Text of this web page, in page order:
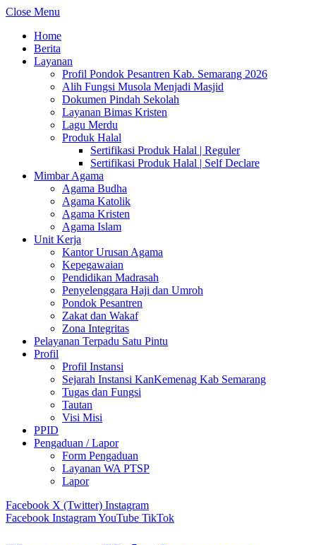
Close Menu
Home
Berita
Layanan
Profil Pondok Pesantren Kab. Semarang 2026
Alih Fungsi Musola Menjadi Masjid
Dokumen Pindah Sekolah
Layanan Bimas Kristen
Lagu Merdu
Produk Halal
Sertifikasi Produk Halal | Reguler
Sertifikasi Produk Halal | Self Declare
Mimbar Agama
Agama Budha
Agama Katolik
Agama Kristen
Agama Islam
Unit Kerja
Kantor Urusan Agama
Kepegawaian
Pendidikan Madrasah
Penyelenggara Haji dan Umroh
Pondok Pesantren
Zakat dan Wakaf
Zona Integritas
Pelayanan Terpadu Satu Pintu
Profil
Profil Instansi
Sejarah Instansi KanKemenag Kab Semarang
Tugas dan Fungsi
Tautan
Visi Misi
PPID
Pengaduan / Lapor
Form Pengaduan
Layanan WA PTSP
Lapor
Facebook X (Twitter) Instagram
Facebook InstagramYouTube TikTok